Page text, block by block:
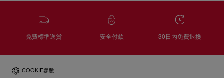
免費標準送貨 安全付款 30日內免費退換
COOKIE參數